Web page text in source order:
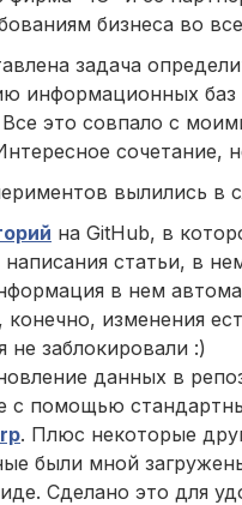
бизнеса во
задача
информационных
это совпало с
сочетание,
вылились в
на GitHub, в
статьи, в
в нем
конечно, изменения
не заблокировали :)
данных в
с помощью
. Плюс некоторые
были мной
Сделано это для